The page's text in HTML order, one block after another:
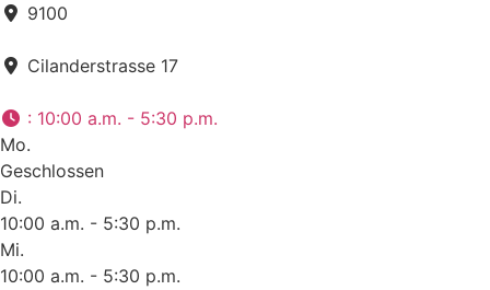
9100
Cilanderstrasse 17
: 10:00 a.m. - 5:30 p.m.
Mo.
Geschlossen
Di.
10:00 a.m. - 5:30 p.m.
Mi.
10:00 a.m. - 5:30 p.m.